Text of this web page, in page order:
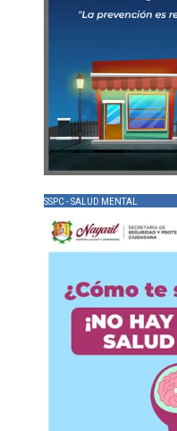
SSPC - SALUD MENTAL